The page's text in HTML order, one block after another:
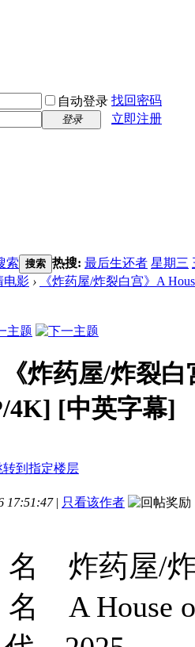
自动登录 找回密码
登录
立即注册
索 搜索 热搜: 最后生还者 星期三
电影 ›
《炸药屋/炸裂白宫》A
《炸药屋/炸裂
4K] [中英字幕]
17:51:47 | 只看该作者
炸药屋/炸
House of